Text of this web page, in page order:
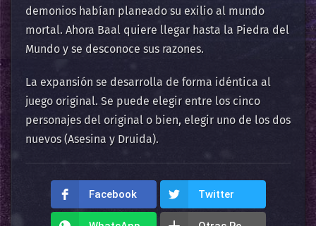
demonios habían planeado su exilio al mundo
mortal. Ahora Baal quiere llegar hasta la Piedra del
Mundo y se desconoce sus razones.
La expansión se desarrolla de forma idéntica al
juego original. Se puede elegir entre los cinco
personajes del original o bien, elegir uno de los dos
nuevos (Asesina y Druida).
Facebook Twitter